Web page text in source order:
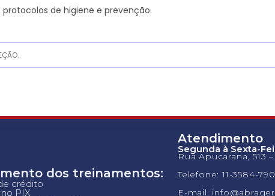
de higiene e prevenção.
dos treinamentos:
crédito
PIX
Atendimento
Segunda à Sexta-
Rua Apucarana, 513
Telefone: 11-3584-
E-mail: